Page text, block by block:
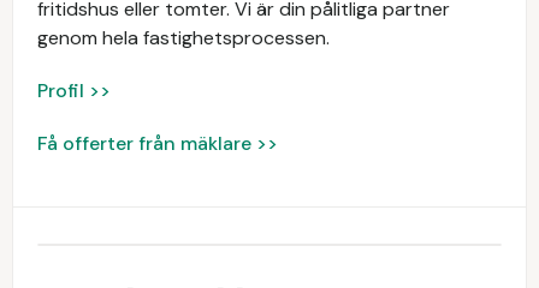
fritidshus eller tomter. Vi är din pålitliga partner
genom hela fastighetsprocessen.
Profil >>
Få offerter från mäklare >>